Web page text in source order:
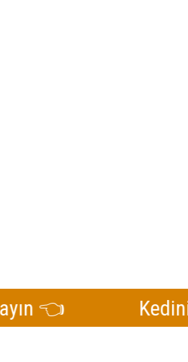
Kediniz Tüy